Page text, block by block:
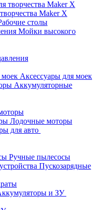
Maker X
столы
Мойки высокого
Аксессуары для моек
Аккумуляторные
Лодочные моторы
для авто
Ручные пылесосы
Пускозарядные
и ЗУ